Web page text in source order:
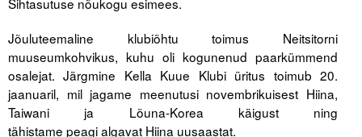
Jõuluteemaline klubiõhtu toimus Neitsitorni
muuseumkohvikus, kuhu oli kogunenud paarkümmend
osalejat. Järgmine Kella Kuue Klubi üritus toimub 20.
jaanuaril, mil jagame meenutusi novembrikuisest Hiina,
Taiwani ja Lõuna-Korea käigust ning
tähistame peagi algavat Hiina uusaastat.